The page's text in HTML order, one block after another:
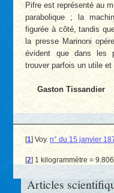
Pifre est représenté au
parabolique ; la
figurée à côté, tandis
la presse Marinoni
évident que dans les
trouver parfois un utile
Gaston Tissandier
[1]Voy.n° du 15 janvier
[2]1 kilogrammètre =
Articles